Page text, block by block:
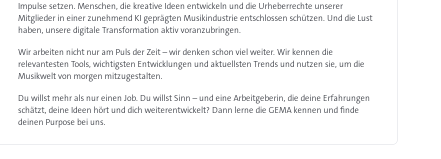
Impulse setzen. Menschen, die kreative Ideen entwickeln und die Urheberrechte unserer
Mitglieder in einer zunehmend KI geprägten Musikindustrie entschlossen schützen. Und die Lust
haben, unsere digitale Transformation aktiv voranzubringen.
Wir arbeiten nicht nur am Puls der Zeit – wir denken schon viel weiter. Wir kennen die
relevantesten Tools, wichtigsten Entwicklungen und aktuellsten Trends und nutzen sie, um die
Musikwelt von morgen mitzugestalten.
Du willst mehr als nur einen Job. Du willst Sinn – und eine Arbeitgeberin, die deine Erfahrungen
schätzt, deine Ideen hört und dich weiterentwickelt? Dann lerne die GEMA kennen und finde
deinen Purpose bei uns.